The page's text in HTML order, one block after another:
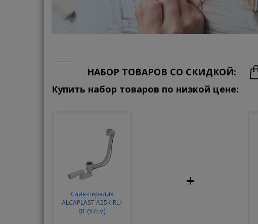
НАБОР ТОВАРОВ СО СКИДКОЙ:
Купить набор товаров по низкой цене:
Слив-перелив
ALCAPLAST A55K-RU-
01 (57см)
+